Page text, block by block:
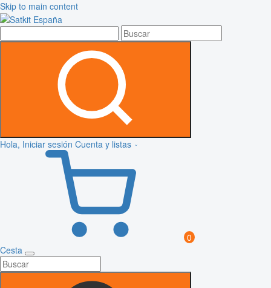
Skip to main content
Hola, Iniciar sesión Cuenta y listas
0
Cesta